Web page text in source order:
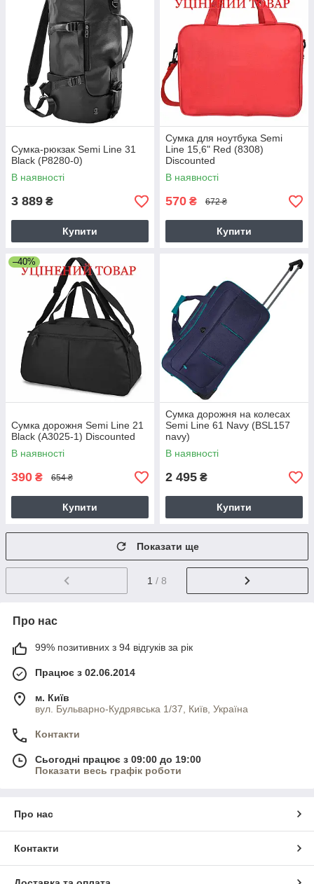
Сумка-рюкзак Semi Line 31
Black (P8280-0)
В наявності
3 889 ₴
Купити
Сумка для ноутбука Semi
Line 15,6" Red (8308)
Discounted
В наявності
570 ₴ 672 ₴
Купити
–40%
Сумка дорожня Semi Line 21
Black (A3025-1) Discounted
В наявності
390 ₴ 654 ₴
Купити
Сумка дорожня на колесах
Semi Line 61 Navy (BSL157
navy)
В наявності
2 495 ₴
Купити
Показати ще
1 / 8
Про нас
99% позитивних з 94 відгуків за рік
Працює з 02.06.2014
м. Київ
вул. Бульварно-Кудрявська 1/37, Київ, Україна
Контакти
Сьогодні працює з 09:00 до 19:00
Показати весь графік роботи
Про нас
Контакти